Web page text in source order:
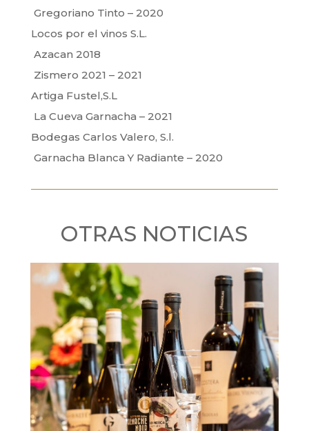
Gregoriano Tinto – 2020
Locos por el vinos S.L.
Azacan 2018
Zismero 2021 – 2021
Artiga Fustel,S.L
La Cueva Garnacha – 2021
Bodegas Carlos Valero, S.l.
Garnacha Blanca Y Radiante – 2020
OTRAS NOTICIAS